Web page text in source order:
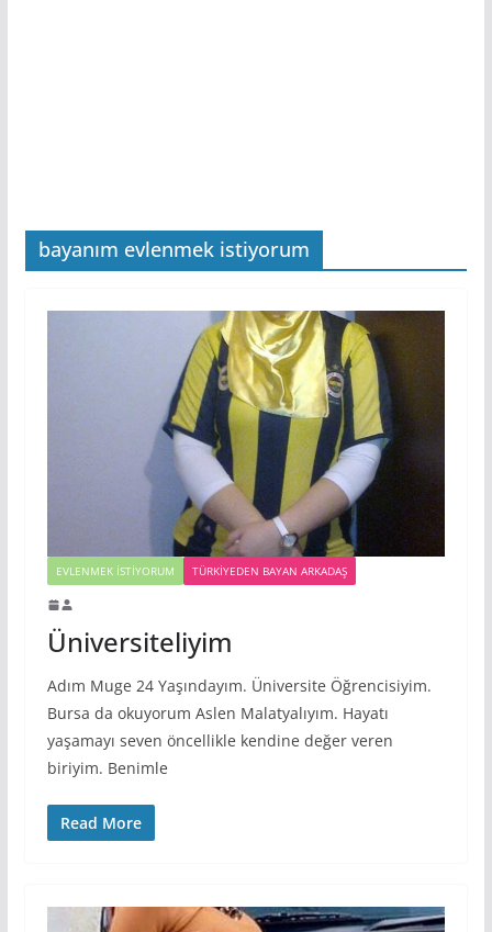
bayanım evlenmek istiyorum
EVLENMEK İSTIYORUM TÜRKIYEDEN BAYAN ARKADAŞ
Üniversiteliyim
Adım Muge 24 Yaşındayım. Üniversite Öğrencisiyim.
Bursa da okuyorum Aslen Malatyalıyım. Hayatı
yaşamayı seven öncellikle kendine değer veren
biriyim. Benimle
Read More